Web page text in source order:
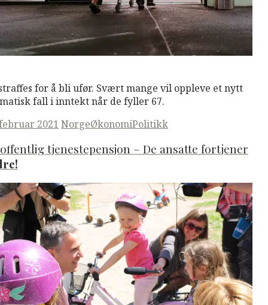
for å bli ufør. Svært mange vil oppleve et nytt
fall i inntekt når de fyller 67.
2021 NorgeØkonomiPolitikk
tjenestepensjon – De ansatte fortjener